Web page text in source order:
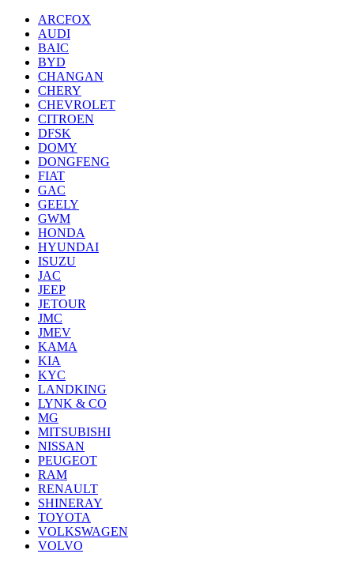
ARCFOX
AUDI
BAIC
BYD
CHANGAN
CHERY
CHEVROLET
CITROEN
DFSK
DOMY
DONGFENG
FIAT
GAC
GEELY
GWM
HONDA
HYUNDAI
ISUZU
JAC
JEEP
JETOUR
JMC
JMEV
KAMA
KIA
KYC
LANDKING
LYNK & CO
MG
MITSUBISHI
NISSAN
PEUGEOT
RAM
RENAULT
SHINERAY
TOYOTA
VOLKSWAGEN
VOLVO